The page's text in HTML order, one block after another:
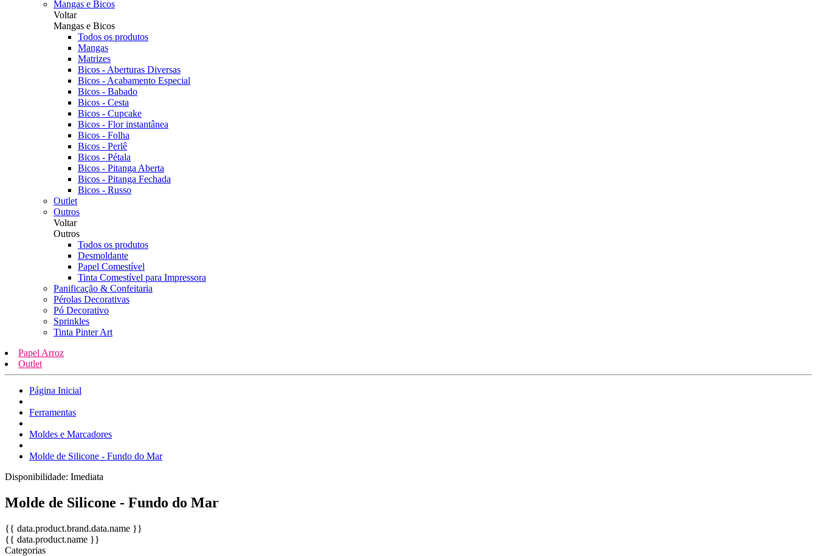
Mangas e Bicos
Voltar
Mangas e Bicos
Todos os produtos
Mangas
Matrizes
Bicos - Aberturas Diversas
Bicos - Acabamento Especial
Bicos - Babado
Bicos - Cesta
Bicos - Cupcake
Bicos - Flor instantânea
Bicos - Folha
Bicos - Perlê
Bicos - Pétala
Bicos - Pitanga Aberta
Bicos - Pitanga Fechada
Bicos - Russo
Outlet
Outros
Voltar
Outros
Todos os produtos
Desmoldante
Papel Comestível
Tinta Comestível para Impressora
Panificação & Confeitaria
Pérolas Decorativas
Pó Decorativo
Sprinkles
Tinta Pinter Art
Papel Arroz
Outlet
Página Inicial
Ferramentas
Moldes e Marcadores
Molde de Silicone - Fundo do Mar
Disponibilidade: Imediata
Molde de Silicone - Fundo do Mar
{{ data.product.brand.data.name }}
{{ data.product.name }}
Categorias